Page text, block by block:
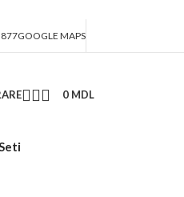
GOOGLE MAPS
0 MDL